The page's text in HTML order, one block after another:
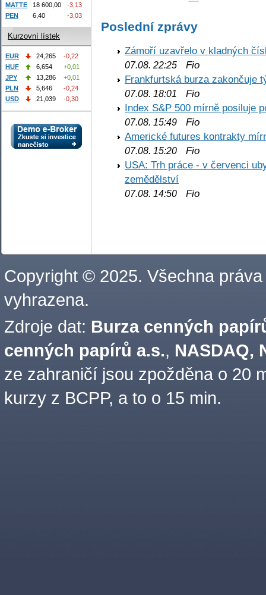
Poslední zprávy
Zámoří uzavřelo v kladných
07.08. 22:25 Fio
Frankfurtská burza zakončuje
07.08. 18:01
Fio
Index S&P 500 mírně posiluje
07.08. 15:49 Fio
Americké futures kontrakty
07.08. 15:20 Fio
USA: Trh práce - v červenci
zemědělství
07.08. 14:50 Fio
MATTE
18 600,00
-3,13
PEN
6,40 -3,03
Kurzovní lístek
EUR 24,265
-0,22
HUF
6,654
+0,01
JPY
13,286
+0,01
PLN
5,646
-0,24
USD
21,039 -0,30
Copyright © 2025. Všechna práva
vyhrazena.
Zdroje dat: Burza cenných
cenných papírů a.s., NASDAQ,
ze zahraničí jsou zpožděna o 20
kurzy z BCPP, a to o 15 min.